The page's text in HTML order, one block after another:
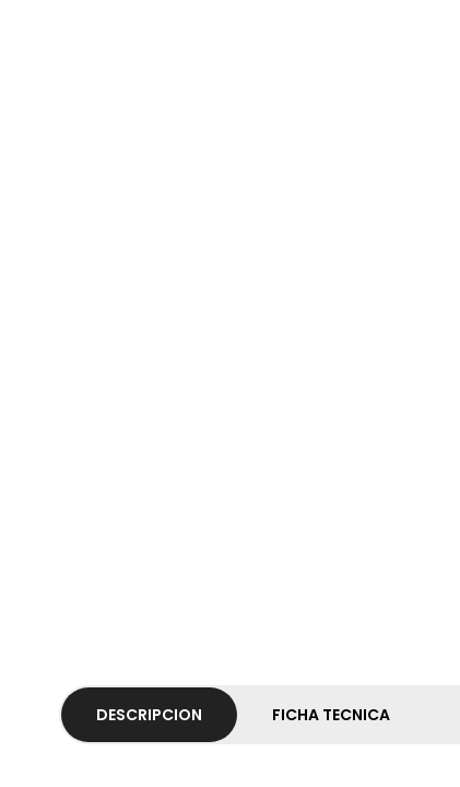
DESCRIPCION FICHA TECNICA